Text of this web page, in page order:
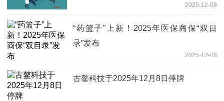
2025-12-08
“药篮子”上新！2025年医保商保“双目
录”发布
2025-12-08
古鳌科技于2025年12月8日停牌